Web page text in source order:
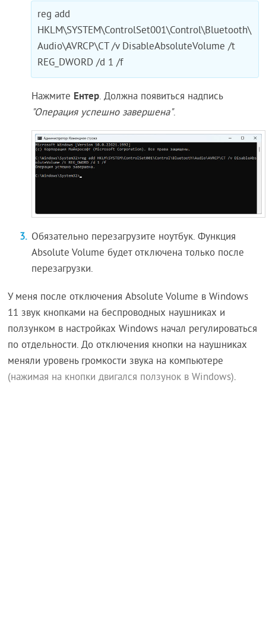
reg add
HKLM\SYSTEM\ControlSet001\Control\Bluetooth\
Audio\AVRCP\CT /v DisableAbsoluteVolume /t
REG_DWORD /d 1 /f
Нажмите Ентер. Должна появиться надпись
"Операция успешно завершена".
Обязательно перезагрузите ноутбук. Функция
Absolute Volume будет отключена только после
перезагрузки.
У меня после отключения Absolute Volume в Windows
11 звук кнопками на беспроводных наушниках и
ползунком в настройках Windows начал регулироваться
по отдельности. До отключения кнопки на наушниках
меняли уровень громкости звука на компьютере
(нажимая на кнопки двигался ползунок в Windows).